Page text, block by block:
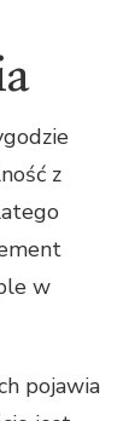
z
w
pojawia